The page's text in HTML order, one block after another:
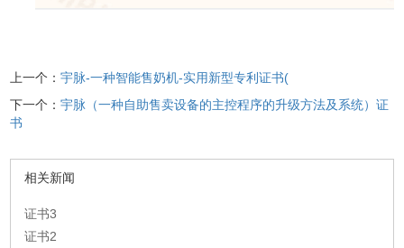
上一个：宇脉-一种智能售奶机-实用新型专利证书(
下一个：宇脉（一种自助售卖设备的主控程序的升级方法及系统）证
书
相关新闻
证书3
证书2